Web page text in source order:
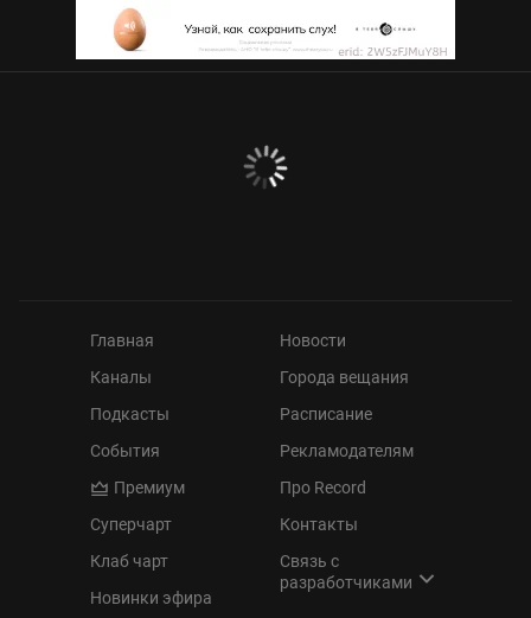
Главная
Каналы
Подкасты
События
Премиум
Суперчарт
Клаб чарт
Новинки эфира
Новости
Города вещания
Расписание
Рекламодателям
Про Record
Контакты
Связь с
разработчиками